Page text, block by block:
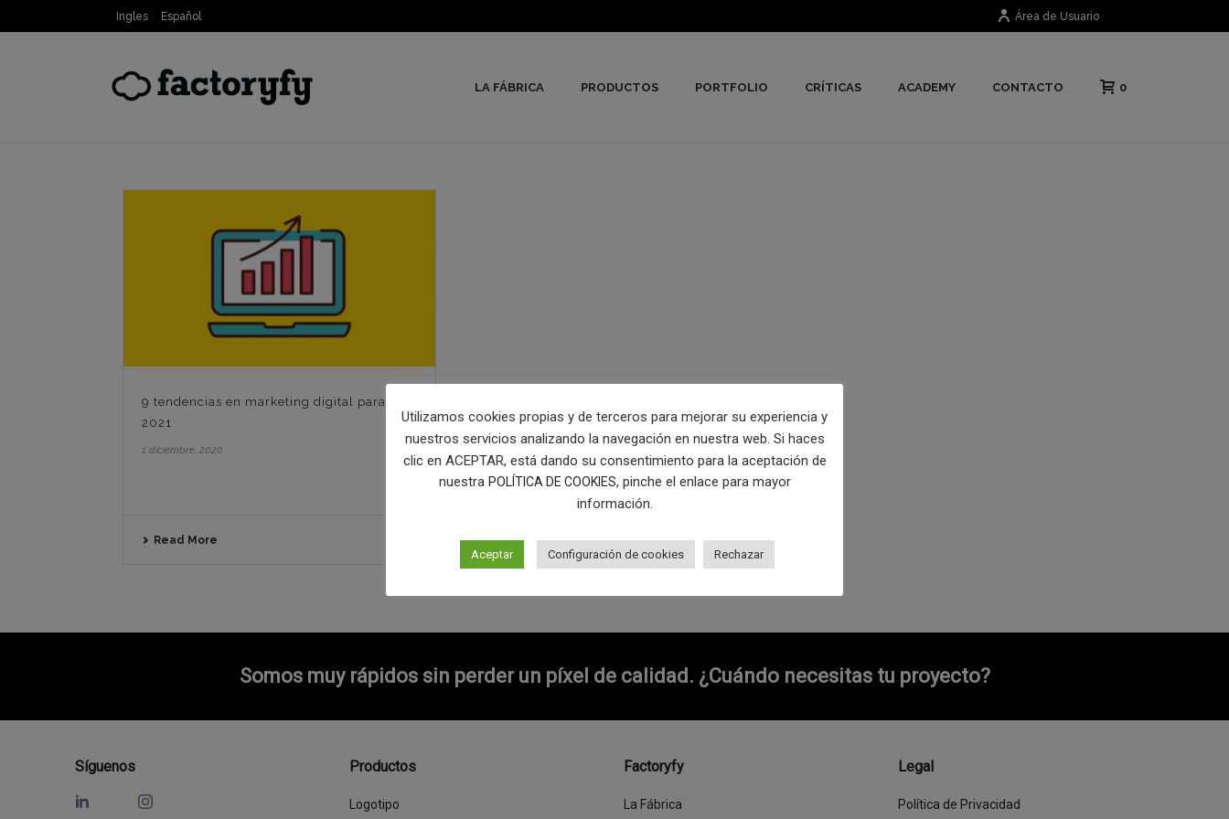
Ingles Español Área de Usuario
LA FÁBRICA PRODUCTOS PORTFOLIO CRÍTICAS ACADEMY CONTACTO 0
9 tendencias en marketing digital para el
2021
1 diciembre, 2020
Read More
Somos muy rápidos sin perder un píxel de calidad. ¿Cuándo necesitas tu proyecto?
Síguenos Productos
Logotipo
Factoryfy
La Fábrica
Legal
Política de Privacidad
Utilizamos cookies propias y de terceros para mejorar su experiencia y
nuestros servicios analizando la navegación en nuestra web. Si haces
clic en ACEPTAR, está dando su consentimiento para la aceptación de
nuestra POLÍTICA DE COOKIES, pinche el enlace para mayor
información.
Aceptar Configuración de cookies Rechazar